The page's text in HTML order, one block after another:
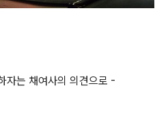
자는 채여사의 의견으로 -